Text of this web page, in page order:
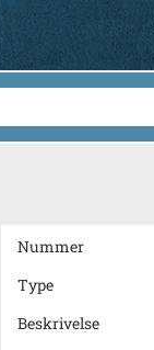
Nummer
Type
Beskrivelse